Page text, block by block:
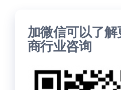
加微信可以了
商行业咨询